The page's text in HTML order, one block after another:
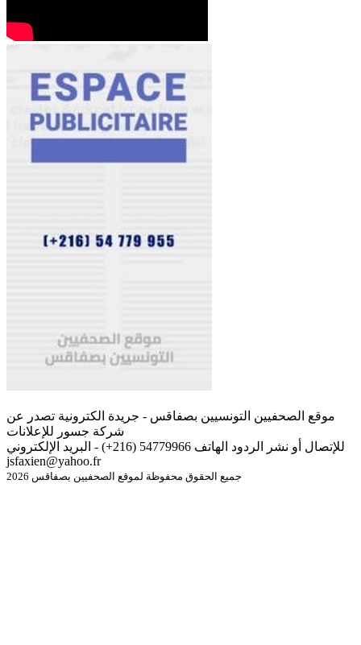
موقع الصحفيين التونسيين بصفاقس - جريدة الكترونية تصدر عن
شركة جسور للإعلانات
للإتصال أو نشر الردود الهاتف 54779966 (216+) - البريد الإلكتروني
jsfaxien@yahoo.fr
جميع الحقوق محفوظة لموقع الصحفيين بصفاقس 2026